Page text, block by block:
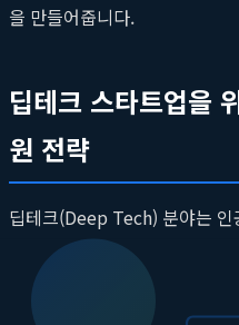
을 만들어줍니다.
딥테크 스타트업을
원 전략
딥테크(Deep Tech) 분야는
등 고도의 기술력을 바탕으로
기간과 막대한 초기 투자 비용
가집니다. 따라서 일반적인 플